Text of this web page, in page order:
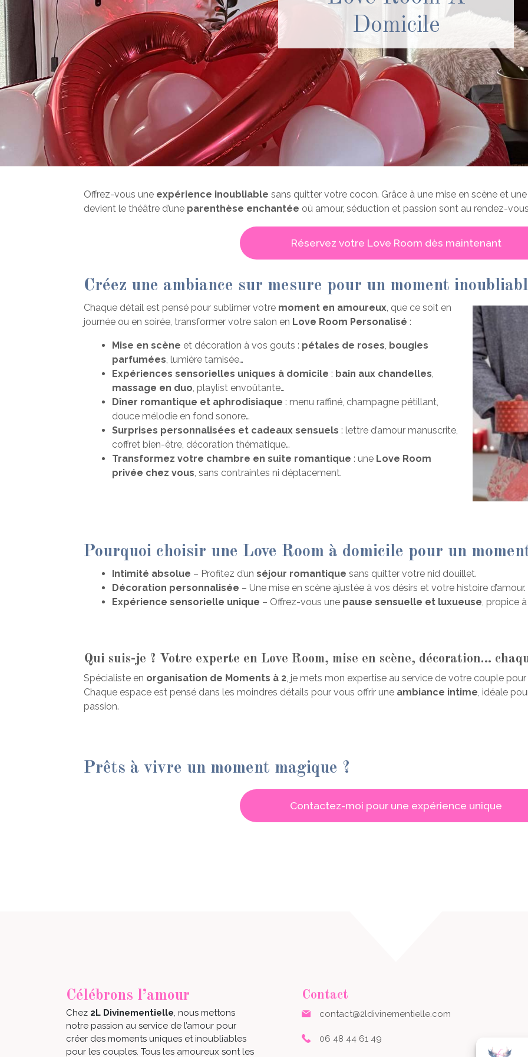
Domicile
Offrez-vous une expérience inoubliable sans quitter votre cocon. Grâce à une mise en scène et
devient le théâtre d’une parenthèse enchantée où amour, séduction et passion sont au rendez-
Réservez votre Love Room dès maintenant
Créez une ambiance sur mesure pour un moment
Chaque détail est pensé pour sublimer votre moment en amoureux, que ce soit en
journée ou en soirée, transformer votre salon en Love Room Personalisé :
Mise en scène et décoration à vos gouts : pétales de roses, bougies
parfumées, lumière tamisée…
Expériences sensorielles uniques à domicile : bain aux chandelles,
massage en duo, playlist envoûtante…
Dîner romantique et aphrodisiaque : menu raffiné, champagne pétillant,
douce mélodie en fond sonore…
Surprises personnalisées et cadeaux sensuels : lettre d’amour manuscrite,
coffret bien-être, décoration thématique…
Transformez votre chambre en suite romantique : une Love Room
privée chez vous, sans contraintes ni déplacement.
Pourquoi choisir une Love Room à domicile pour un
Intimité absolue – Profitez d’un séjour romantique sans quitter votre nid douillet.
Décoration personnalisée – Une mise en scène ajustée à vos désirs et votre histoire d’amour.
Expérience sensorielle unique – Offrez-vous une pause sensuelle et luxueuse, propice
Qui suis-je ? Votre experte en Love Room, mise en scène, décoration…
Spécialiste en organisation de Moments à 2 , je mets mon expertise au service de votre couple
Chaque espace est pensé dans les moindres détails pour vous offrir une ambiance intime , idéale
passion.
Prêts à vivre un moment magique ?
Contactez-moi pour une expérience unique
Célébrons l’amour
Chez 2L Divinementielle , nous mettons
notre passion au service de l’amour pour
créer des moments uniques et inoubliables
pour les couples. Tous les amoureux sont les
Contact
contact@2ldivinementielle.com
06 48 44 61 49